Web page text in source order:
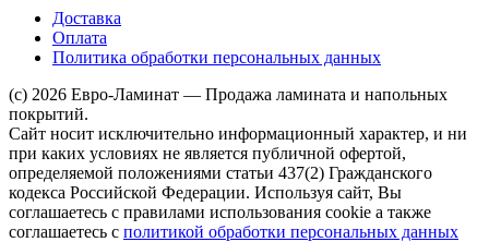
Доставка
Оплата
Политика обработки персональных данных
(c) 2026 Евро-Ламинат — Продажа ламината и напольных
покрытий.
Сайт носит исключительно информационный характер, и ни
при каких условиях не является публичной офертой,
определяемой положениями статьи 437(2) Гражданского
кодекса Российской Федерации. Используя сайт, Вы
соглашаетесь с правилами использования cookie а также
соглашаетесь с политикой обработки персональных данных